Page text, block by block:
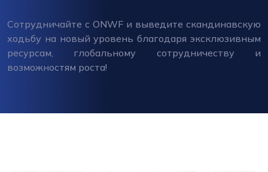
Сотрудничайте с ONWF и выведите скандинавскую
ходьбу на новый уровень благодаря эксклюзивным
ресурсам, глобальному сотрудничеству и
возможностям роста!